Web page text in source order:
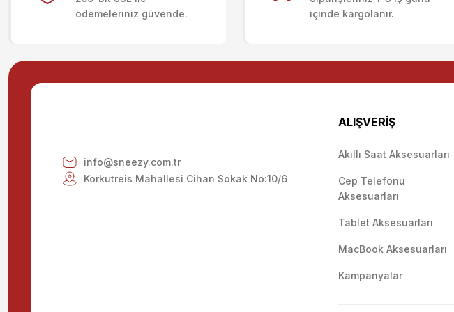
Ürün açıklamasında eksik bilgiler bulunuyor.
ödemeleriniz güvende.
içinde kargolanır.
info@sneezy.com.tr
Korkutreis Mahallesi Cihan Sokak No:10/6
ALIŞVERİŞ
Akıllı Saat Aksesuarları
Cep Telefonu
Aksesuarları
Tablet Aksesuarları
MacBook Aksesuarları
Kampanyalar